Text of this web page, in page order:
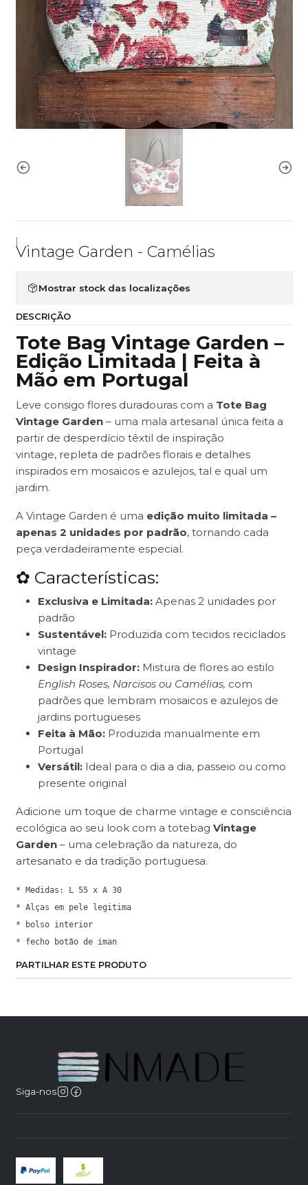
|
Vintage Garden - Camélias
Mostrar stock das localizações
DESCRIÇÃO
Tote Bag Vintage Garden –
Edição Limitada | Feita à
Mão em Portugal
Leve consigo flores duradouras com a Tote Bag
Vintage Garden– uma mala artesanal única feita a
partir de desperdício têxtil de inspiração
vintage, repleta de padrões florais e detalhes
inspirados em mosaicos e azulejos, tal e qual um
jardim.
A Vintage Garden é uma edição muito limitada –
apenas 2 unidades por padrão, tornando cada
peça verdadeiramente especial.
✿ Características:
Exclusiva e Limitada:Apenas 2 unidades por
padrão
Sustentável:Produzida com tecidos reciclados
vintage
Design Inspirador:Mistura de flores ao estilo
English Roses, Narcisos ou Camélias, com
padrões que lembram mosaicos e azulejos de
jardins portugueses
Feita à Mão:Produzida manualmente em
Portugal
Versátil:Ideal para o dia a dia, passeio ou como
presente original
Adicione um toque de charme vintage e consciência
ecológica ao seu look com a totebag Vintage
Garden– uma celebração da natureza, do
artesanato e da tradição portuguesa.
* Medidas: L 55 x A 30
* Alças em pele legitima
* bolso interior
* fecho botão de iman
PARTILHAR ESTE PRODUTO
Siga-nos